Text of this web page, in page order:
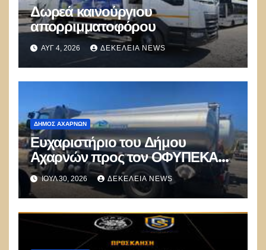
Δωρεά καινούργιου
απορριμματοφόρου
ΑΥΓ 4, 2026 ΔΕΚΈΛΕΙΑ NEWS
ΔΉΜΟΣ ΑΧΑΡΝΏΝ
Ευχαριστήριο του Δήμου
Αχαρνών προς τον ΟΦΥΠΕΚΑ
για δωρεά οχημάτων
ΙΟΎΛ 30, 2026 ΔΕΚΈΛΕΙΑ NEWS